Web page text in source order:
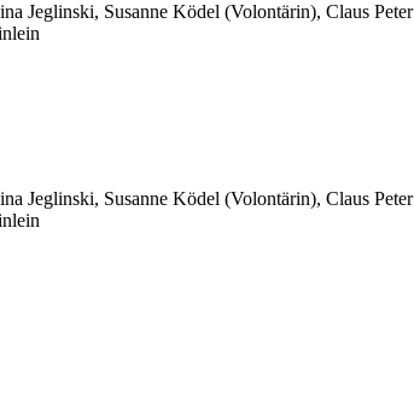
Jeglinski, Susanne Ködel (Volontärin), Claus
Jeglinski, Susanne Ködel (Volontärin), Claus